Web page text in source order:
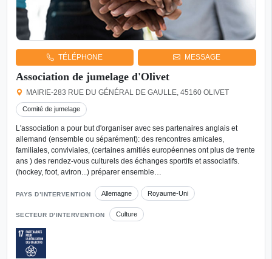
TÉLÉPHONE MESSAGE
Association de jumelage d'Olivet
MAIRIE-283 RUE DU GÉNÉRAL DE GAULLE, 45160 OLIVET
Comité de jumelage
L'association a pour but d'organiser avec ses partenaires anglais et
allemand (ensemble ou séparément): des rencontres amicales,
familiales, conviviales, (certaines amitiés européennes ont plus de trente
ans ) des rendez-vous culturels des échanges sportifs et associatifs.
(hockey, foot, aviron...) préparer ensemble…
PAYS D’INTERVENTION Allemagne Royaume-Uni
SECTEUR D’INTERVENTION Culture